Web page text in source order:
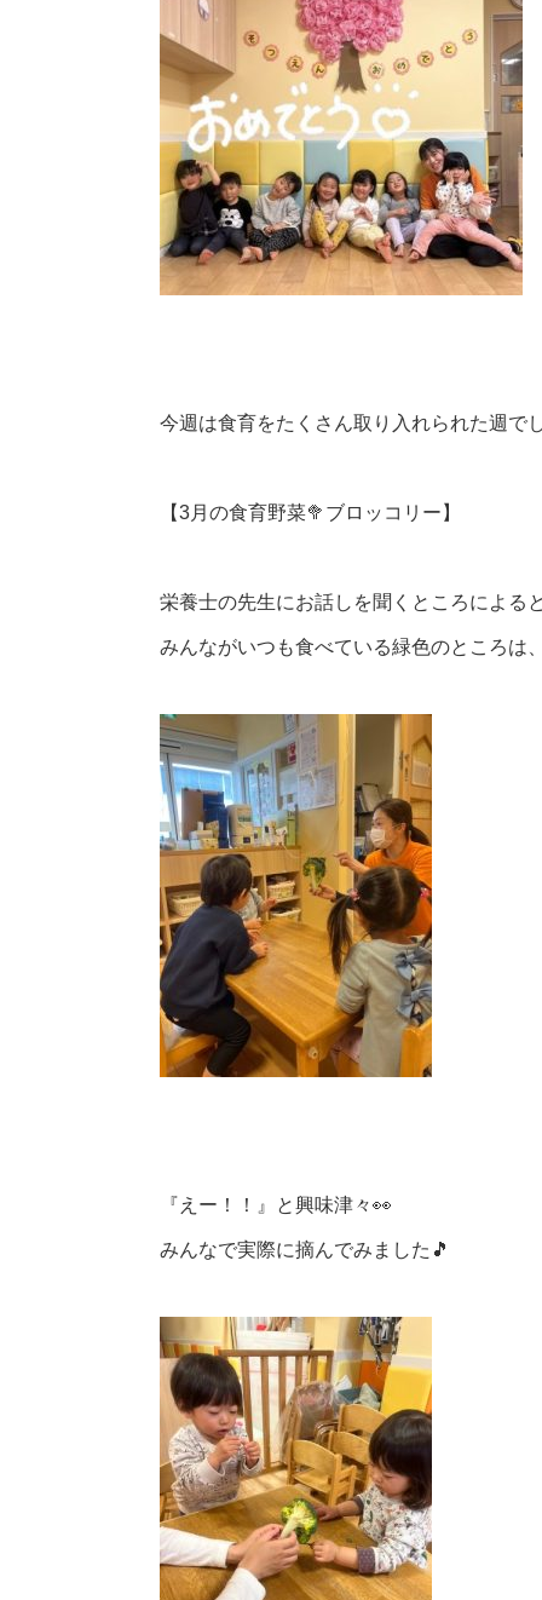
今週は食育をたくさん取り入れられた週で
【3月の食育野菜🥦ブロッコリー】
栄養士の先生にお話しを聞くところによる
みんながいつも食べている緑色のところは
『えー！！』と興味津々👀
みんなで実際に摘んでみました🎵